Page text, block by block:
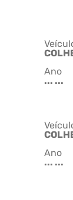
Ano
... ...
Ano
... ...